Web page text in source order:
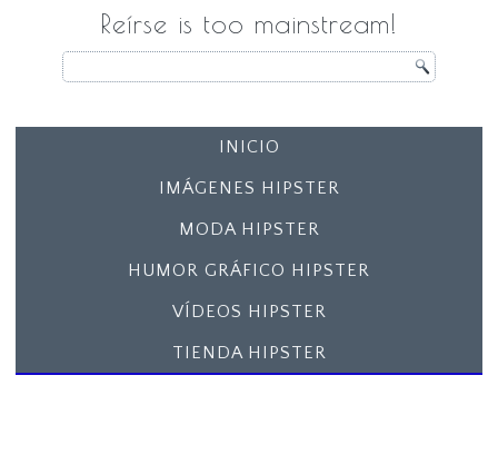
Reírse is too mainstream!
INICIO
IMÁGENES HIPSTER
MODA HIPSTER
HUMOR GRÁFICO HIPSTER
VÍDEOS HIPSTER
TIENDA HIPSTER